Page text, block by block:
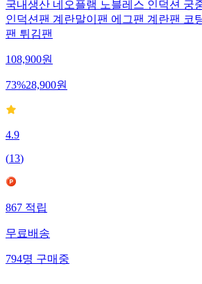
국내생산 네오플램 노블레스 인덕션 궁
인덕션팬 계란말이팬 에그팬 계란팬 코
팬 튀김팬
108,900원
73%28,900원
4.9
(13)
867적립
무료배송
794명구매중